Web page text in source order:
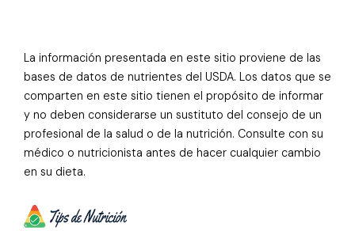
La información presentada en este sitio proviene de las
bases de datos de nutrientes del USDA. Los datos que se
comparten en este sitio tienen el propósito de informar
y no deben considerarse un sustituto del consejo de un
profesional de la salud o de la nutrición. Consulte con su
médico o nutricionista antes de hacer cualquier cambio
en su dieta.